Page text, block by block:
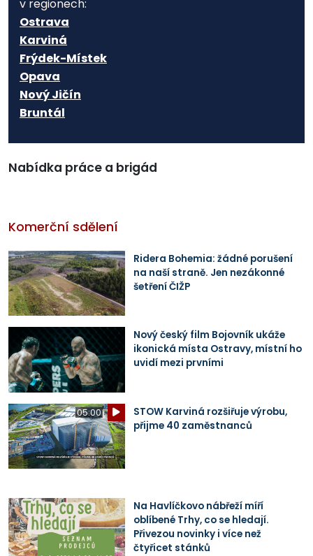
v regionech:
Ostrava
Karviná
Frýdek-Místek
Opava
Nový Jičín
Bruntál
Nabídka práce a brigád
Komerční sdělení
Ridera Bohemia: žádné porušení
na naší straně. Jen nezákonné
šetření ČIŽP
Nový český film Bojovník ukáže
ikonická místa Ostravy, místní ho
uvidí mezi prvními
05:00
STOW Karviná rozšiřuje výrobu,
přijme 40 zaměstnanců
Na Havlíčkovo nábřeží míří
oblíbené Trhy, co se hledají.
Přivezou novinky i více než
čtyřicet stánků